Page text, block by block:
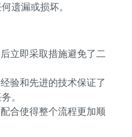
遗漏或损坏。
立即采取措施避免了二
验和先进的技术保证了
。
合使得整个流程更加顺